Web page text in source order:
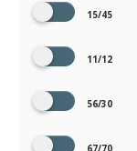
15/45
11/12
56/30
67/70